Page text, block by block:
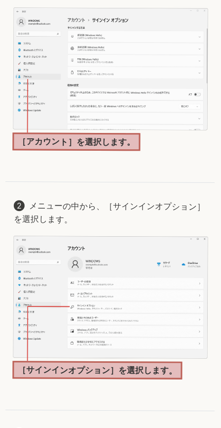
［アカウント］を選択します。
メニューの中から、［サインインオプション］
を選択します。
［サインインオプション］を選択します。